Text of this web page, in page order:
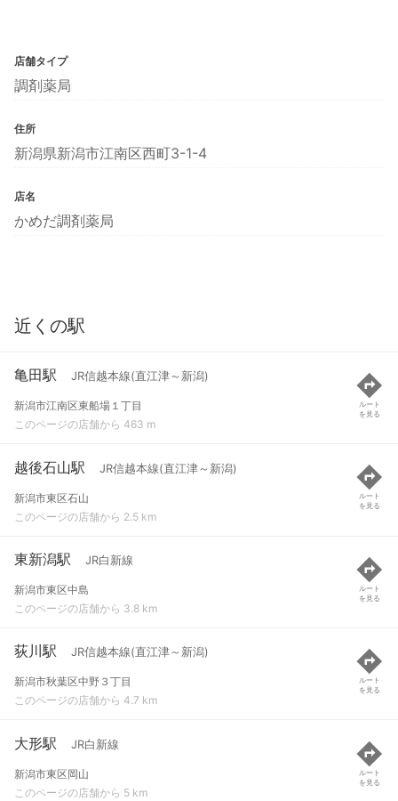
店舗タイプ
調剤薬局
住所
新潟県新潟市江南区西町3-1-4
店名
かめだ調剤薬局
近くの駅
亀田駅 JR信越本線(直江津～新潟)
新潟市江南区東船場１丁目
このページの店舗から 463 m
ルート
を見る
越後石山駅 JR信越本線(直江津～新潟)
新潟市東区石山
このページの店舗から 2.5 km
ルート
を見る
東新潟駅 JR白新線
新潟市東区中島
このページの店舗から 3.8 km
ルート
を見る
荻川駅 JR信越本線(直江津～新潟)
新潟市秋葉区中野３丁目
このページの店舗から 4.7 km
ルート
を見る
大形駅 JR白新線
新潟市東区岡山
このページの店舗から 5 km
ルート
を見る